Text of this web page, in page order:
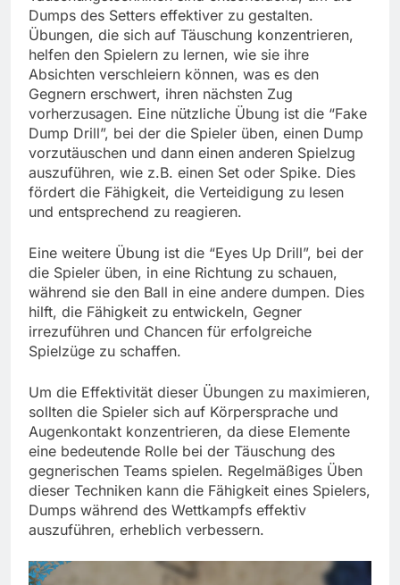
Dumps des Setters effektiver zu gestalten.
Übungen, die sich auf Täuschung konzentrieren,
helfen den Spielern zu lernen, wie sie ihre
Absichten verschleiern können, was es den
Gegnern erschwert, ihren nächsten Zug
vorherzusagen. Eine nützliche Übung ist die “Fake
Dump Drill”, bei der die Spieler üben, einen Dump
vorzutäuschen und dann einen anderen Spielzug
auszuführen, wie z.B. einen Set oder Spike. Dies
fördert die Fähigkeit, die Verteidigung zu lesen
und entsprechend zu reagieren.
Eine weitere Übung ist die “Eyes Up Drill”, bei der
die Spieler üben, in eine Richtung zu schauen,
während sie den Ball in eine andere dumpen. Dies
hilft, die Fähigkeit zu entwickeln, Gegner
irrezuführen und Chancen für erfolgreiche
Spielzüge zu schaffen.
Um die Effektivität dieser Übungen zu maximieren,
sollten die Spieler sich auf Körpersprache und
Augenkontakt konzentrieren, da diese Elemente
eine bedeutende Rolle bei der Täuschung des
gegnerischen Teams spielen. Regelmäßiges Üben
dieser Techniken kann die Fähigkeit eines Spielers,
Dumps während des Wettkampfs effektiv
auszuführen, erheblich verbessern.